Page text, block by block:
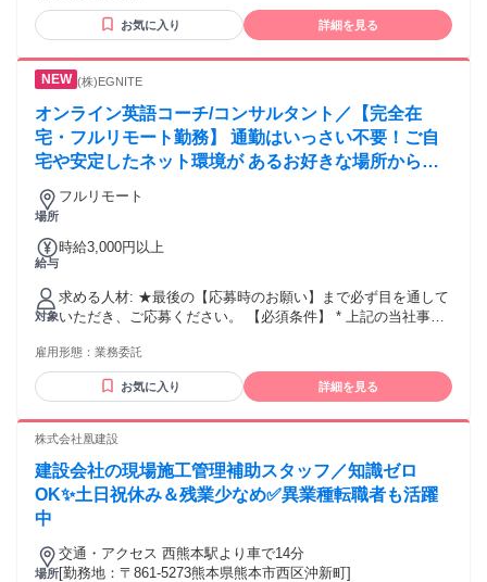
合型選抜/推薦入試の十分な指導経験がない方：スタンダード
教師 →指導1時間あたり：2,000円 （1コマ90分の場合：1コマ
3,000円） ◆一般入試/教科学習対策の指導 ⭕難関大学レベル
の十分な指導経験がある方：マスター教師 →指導1時間あた
り：3,000円 （1コマ90分の場合：1コマ4,500円） ⭕一般入試
レベルの十分な指導経験がある方：スタンダード教師 →指導1
時間あたり：2,000円 （1コマ90分の場合：1コマ 3,000円）
※経験が浅い方は、異なる報酬形態でのご案内となる場合が
ら、半年以上の指導が可能な方 * 大学受験の経験がある方、
または大学受験指導の経験がある方 ✅️服装は、スーツでなく
や嫌悪感を抱かなければOKです。
お気に入り 詳細を見る
(株)EGNITE
オンライン英語コーチ/コンサルタント／【完全在
宅・フルリモート勤務】 通勤はいっさい不要！ご自
宅や安定したネット環境が あるお好きな場所から、
時間を有効活用して勤務いただけます。
場所
フルリモート
給与
時給3,000円以上
対象
求める人材: ★最後の【応募時のお願い】まで必ず目を通して
いただき、ご応募ください。 【必須条件】 * 上記の当社事業
トとして英語コーチングスクールでの実務経験1年以上 * 社会
人経験3年以上 * TOEIC900点以上 or 英検1級取得 or 相当の英
語力 * 在宅での業務環境を整えられる方（安定したネット環
用して業務が行える方 【このような方を歓迎します】
駄を省いた「引き算のコーチング」を大切にしています。 多
忙な社会人である受講生の方々の貴重な時間を尊重し、必要
います。人柄重視です。 AIなどで英語学習の情報は得られる
時代だからこそ、受講生に寄り添って、人として向き合える
雇用形態： 業務委託
お気に入り 詳細を見る
株式会社凰建設
建設会社の現場施工管理補助スタッフ／知識ゼロ
OK✨土日祝休み＆残業少なめ✅異業種転職者も活躍
中
場所
交通・アクセス 西熊本駅より車で14分
[勤務地：〒861-5273熊本県熊本市西区沖新町]